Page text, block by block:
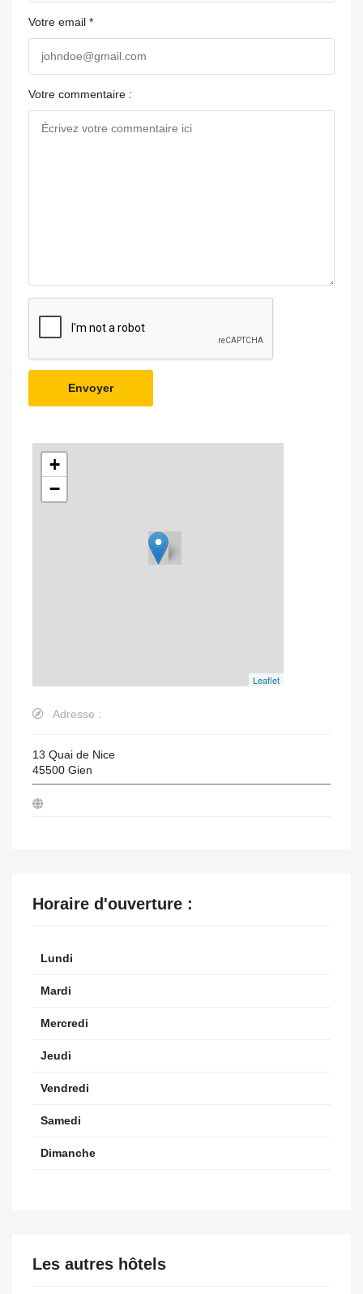
Votre email *
Votre commentaire :
Envoyer
+
−
Leaflet
Adresse :
13 Quai de Nice
45500 Gien
Horaire d'ouverture :
Lundi
Mardi
Mercredi
Jeudi
Vendredi
Samedi
Dimanche
Les autres hôtels